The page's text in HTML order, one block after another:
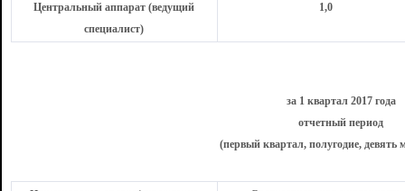
Центральный аппарат (ведущий
специалист)
1,0
за 1 квартал 2017 года
отчетный период
(первый квартал, полугодие, девять